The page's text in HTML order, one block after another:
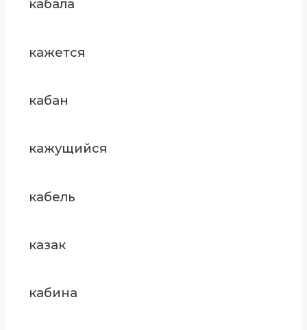
кабала
кажется
кабан
кажущийся
кабель
казак
кабина